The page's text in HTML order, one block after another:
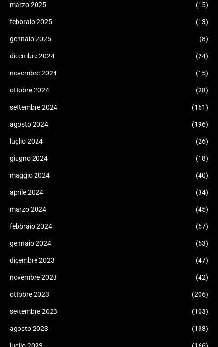
marzo 2025 (15)
febbraio 2025 (13)
gennaio 2025 (8)
dicembre 2024 (24)
novembre 2024 (15)
ottobre 2024 (28)
settembre 2024 (161)
agosto 2024 (196)
luglio 2024 (26)
giugno 2024 (18)
maggio 2024 (40)
aprile 2024 (34)
marzo 2024 (45)
febbraio 2024 (57)
gennaio 2024 (53)
dicembre 2023 (47)
novembre 2023 (42)
ottobre 2023 (206)
settembre 2023 (103)
agosto 2023 (138)